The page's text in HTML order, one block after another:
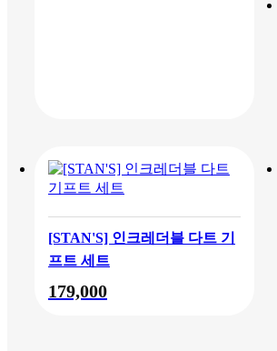
[STAN'S] 인크레더블 다트 기
프트 세트
179,000